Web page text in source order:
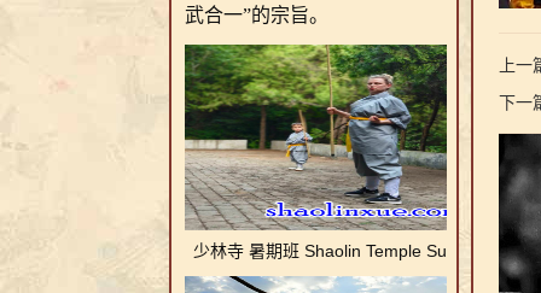
武合一”的宗旨。
少林寺 暑期班 Shaolin Temple Summer Class
上
下一